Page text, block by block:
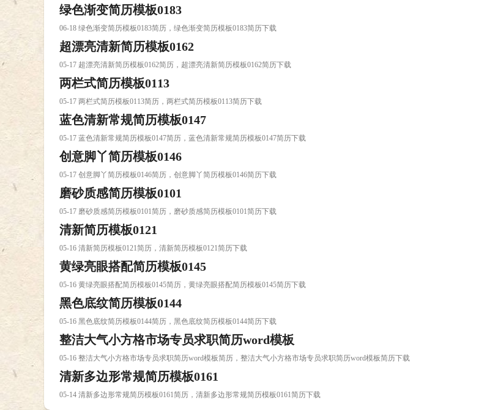
绿色渐变简历模板0183
06-18 绿色渐变简历模板0183简历，绿色渐变简历模板0183简历下载
超漂亮清新简历模板0162
05-17 超漂亮清新简历模板0162简历，超漂亮清新简历模板0162简历下载
两栏式简历模板0113
05-17 两栏式简历模板0113简历，两栏式简历模板0113简历下载
蓝色清新常规简历模板0147
05-17 蓝色清新常规简历模板0147简历，蓝色清新常规简历模板0147简历下载
创意脚丫简历模板0146
05-17 创意脚丫简历模板0146简历，创意脚丫简历模板0146简历下载
磨砂质感简历模板0101
05-17 磨砂质感简历模板0101简历，磨砂质感简历模板0101简历下载
清新简历模板0121
05-16 清新简历模板0121简历，清新简历模板0121简历下载
黄绿亮眼搭配简历模板0145
05-16 黄绿亮眼搭配简历模板0145简历，黄绿亮眼搭配简历模板0145简历下载
黑色底纹简历模板0144
05-16 黑色底纹简历模板0144简历，黑色底纹简历模板0144简历下载
整洁大气小方格市场专员求职简历word模板
05-16 整洁大气小方格市场专员求职简历word模板简历，整洁大气小方格市场专员求职简历word模板简历下载
清新多边形常规简历模板0161
05-14 清新多边形常规简历模板0161简历，清新多边形常规简历模板0161简历下载